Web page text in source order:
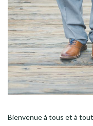
Bienvenue à tous et à